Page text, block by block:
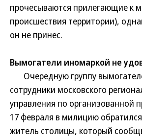
прочесываются прилегающие к
происшествия территории),
он не принес.
Вымогатели иномаркой не
Очередную группу
сотрудники московского
управления по организованной
17 февраля в милицию
житель столицы, который